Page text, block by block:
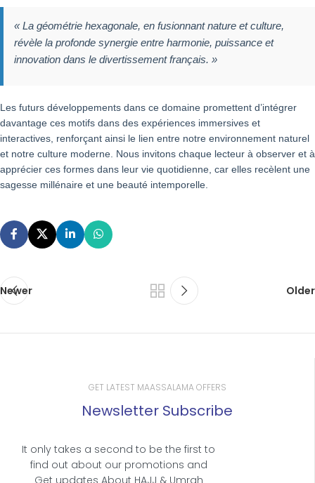
« La géométrie hexagonale, en fusionnant nature et culture,
révèle la profonde synergie entre harmonie, puissance et
innovation dans le divertissement français. »
Les futurs développements dans ce domaine promettent d’intégrer
davantage ces motifs dans des expériences immersives et
interactives, renforçant ainsi le lien entre notre environnement naturel
et notre culture moderne. Nous invitons chaque lecteur à observer et à
apprécier ces formes dans leur vie quotidienne, car elles recèlent une
sagesse millénaire et une beauté intemporelle.
Newer Older
GET LATEST MAASSALAMA OFFERS
Newsletter Subscribe
It only takes a second to be the first to
find out about our promotions and
Get updates About HAJJ & Umrah